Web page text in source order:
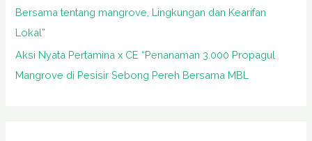
Bersama tentang mangrove, Lingkungan dan Kearifan
Lokal”
Aksi Nyata Pertamina x CE “Penanaman 3.000 Propagul
Mangrove di Pesisir Sebong Pereh Bersama MBL